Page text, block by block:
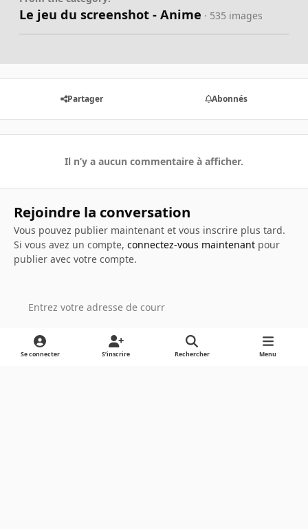
Le jeu du screenshot - Anime · 535 images
Partager Abonnés
Il n’y a aucun commentaire à afficher.
Rejoindre la conversation
Vous pouvez publier maintenant et vous inscrire plus tard.
Si vous avez un compte, connectez-vous maintenantpour
publier avec votre compte.
Ajouter un commentaire…
Se connecter S’inscrire Rechercher Menu